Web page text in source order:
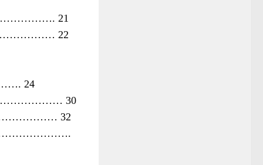
21
22
24
30
32